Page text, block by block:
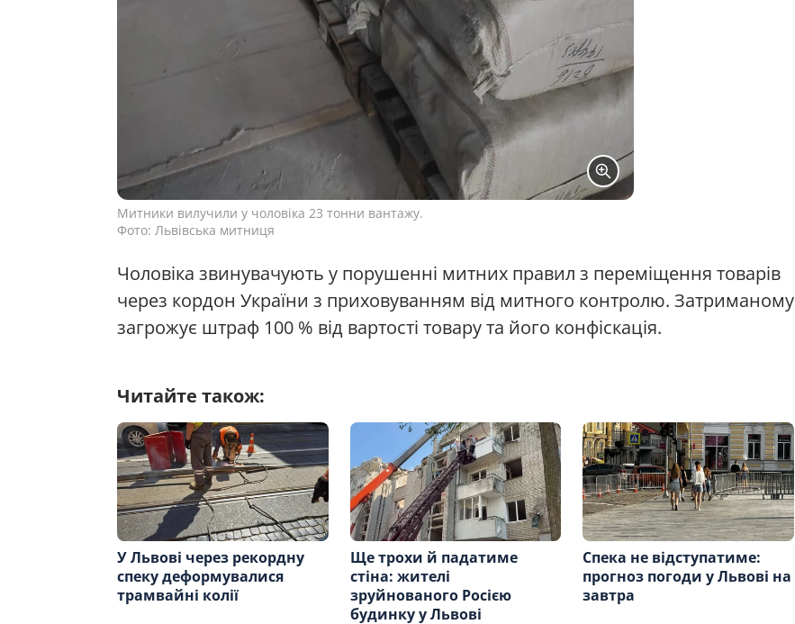
Митники вилучили у чоловіка 23 тонни вантажу.
Фото: Львівська митниця
Чоловіка звинувачують у порушенні митних правил з переміщення товарів
через кордон України з приховуванням від митного контролю. Затриманому
загрожує штраф 100 % від вартості товару та його конфіскація.
Читайте також:
У Львові через рекордну
спеку деформувалися
трамвайні колії
Ще трохи й падатиме
стіна: жителі
зруйнованого Росією
будинку у Львові
Спека не відступатиме:
прогноз погоди у Львові на
завтра